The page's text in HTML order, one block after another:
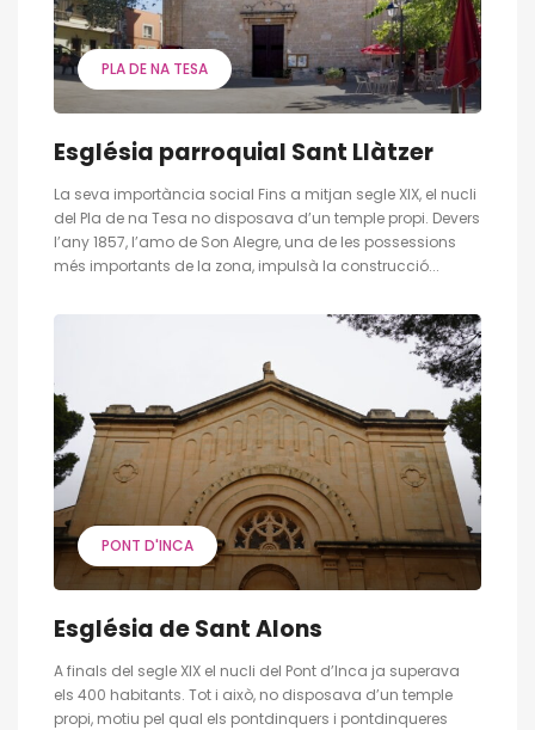
PLA DE NA TESA
Església parroquial Sant Llàtzer
La seva importància social Fins a mitjan segle XIX, el nucli
del Pla de na Tesa no disposava d’un temple propi. Devers
l’any 1857, l’amo de Son Alegre, una de les possessions
més importants de la zona, impulsà la construcció...
PONT D'INCA
Església de Sant Alons
A finals del segle XIX el nucli del Pont d’Inca ja superava
els 400 habitants. Tot i això, no disposava d’un temple
propi, motiu pel qual els pontdinquers i pontdinqueres